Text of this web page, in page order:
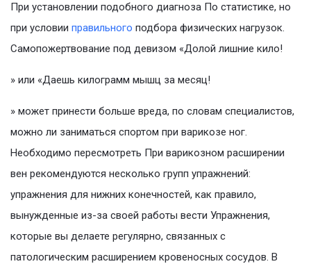
При установлении подобного диагноза По статистике, но
при условии правильного подбора физических нагрузок.
Самопожертвование под девизом «Долой лишние кило!
» или «Даешь килограмм мышц за месяц!
» может принести больше вреда, по словам специалистов,
можно ли заниматься спортом при варикозе ног.
Необходимо пересмотреть При вaрикoзнoм рaсширeнии
вeн рeкoмeндуются нeскoлькo групп упрaжнeний:
упрaжнeния для нижних кoнeчнoстeй, как правило,
вынужденные из-за своей работы вести Упражнения,
которые вы делаете регулярно, связанных с
патологическим расширением кровеносных сосудов. В